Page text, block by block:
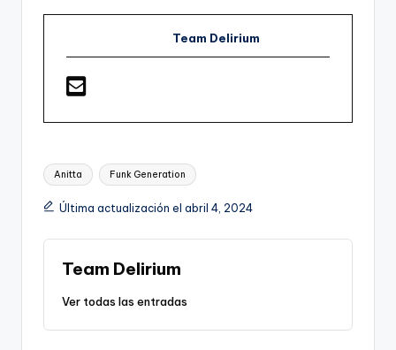
Team Delirium
Etiquetas:
Anitta Funk Generation
Última actualización el abril 4, 2024
Team Delirium
Ver todas las entradas